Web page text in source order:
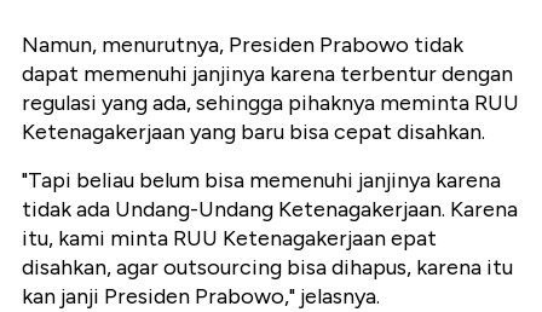
Namun, menurutnya, Presiden Prabowo tidak
dapat memenuhi janjinya karena terbentur dengan
regulasi yang ada, sehingga pihaknya meminta RUU
Ketenagakerjaan yang baru bisa cepat disahkan.
"Tapi beliau belum bisa memenuhi janjinya karena
tidak ada Undang-Undang Ketenagakerjaan. Karena
itu, kami minta RUU Ketenagakerjaan epat
disahkan, agar outsourcing bisa dihapus, karena itu
kan janji Presiden Prabowo," jelasnya.